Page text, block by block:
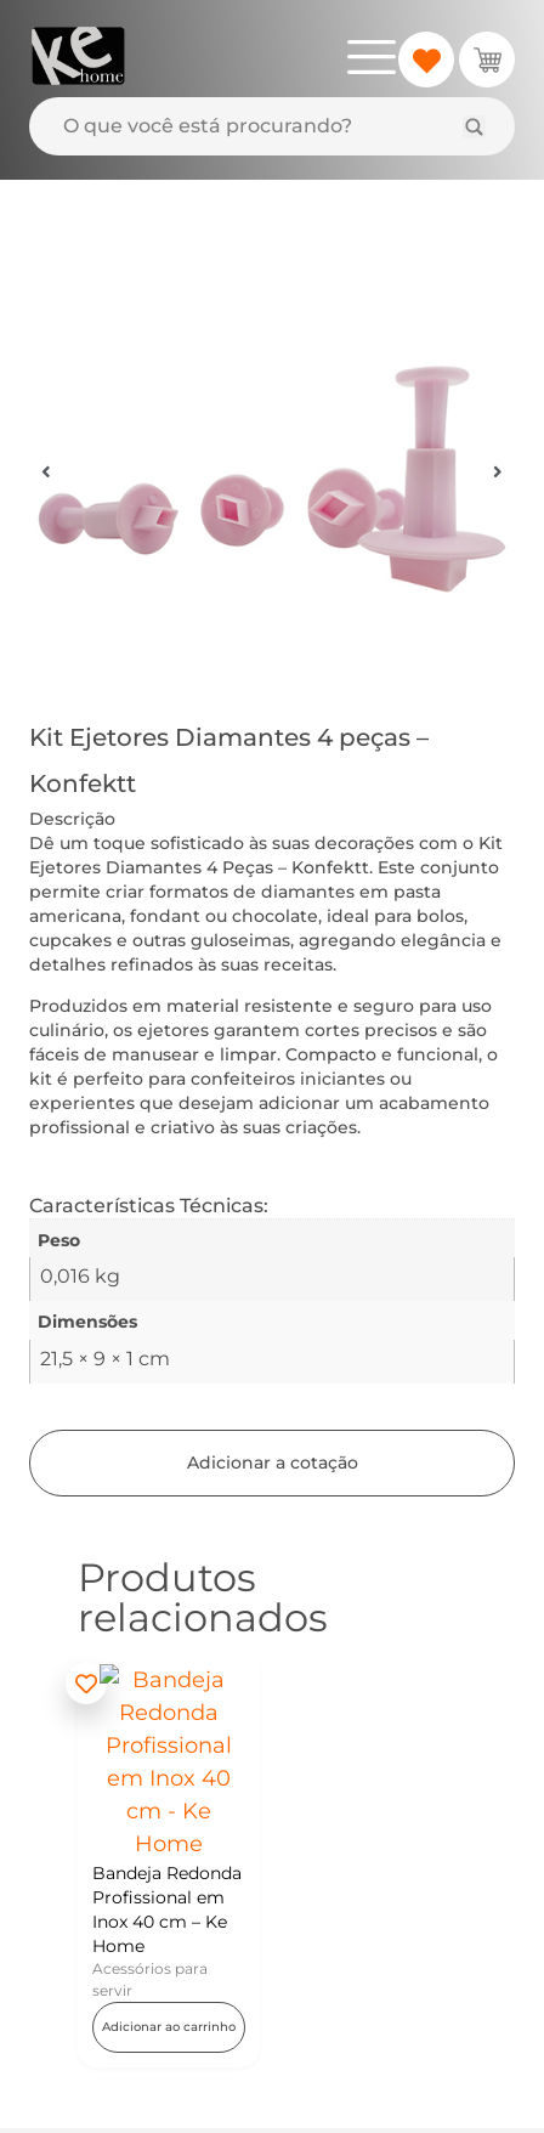
Kit Ejetores Diamantes 4 peças –
Konfektt
Descrição
Dê um toque sofisticado às suas decorações com o Kit
Ejetores Diamantes 4 Peças – Konfektt. Este conjunto
permite criar formatos de diamantes em pasta
americana, fondant ou chocolate, ideal para bolos,
cupcakes e outras guloseimas, agregando elegância e
detalhes refinados às suas receitas.
Produzidos em material resistente e seguro para uso
culinário, os ejetores garantem cortes precisos e são
fáceis de manusear e limpar. Compacto e funcional, o
kit é perfeito para confeiteiros iniciantes ou
experientes que desejam adicionar um acabamento
profissional e criativo às suas criações.
Características Técnicas:
Peso
0,016 kg
Dimensões
21,5 × 9 × 1 cm
Adicionar a cotação
Produtos
relacionados
Bandeja Redonda
Profissional em
Inox 40 cm – Ke
Home
Acessórios para
servir
Adicionar ao carrinho